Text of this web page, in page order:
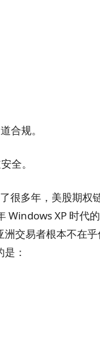
合规。
全。
很多年，美股期权
Windows XP 时代
交易者根本不在乎
：